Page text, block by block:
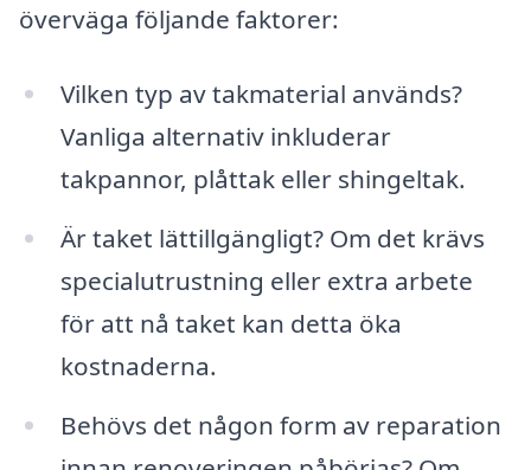
överväga följande faktorer:
Vilken typ av takmaterial används?
Vanliga alternativ inkluderar
takpannor, plåttak eller shingeltak.
Är taket lättillgängligt? Om det krävs
specialutrustning eller extra arbete
för att nå taket kan detta öka
kostnaderna.
Behövs det någon form av reparation